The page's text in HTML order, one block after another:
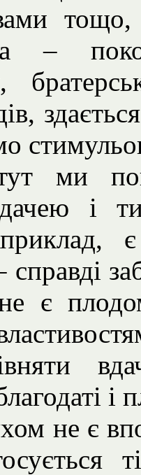
–
ми
і
справді
не є
і
не є